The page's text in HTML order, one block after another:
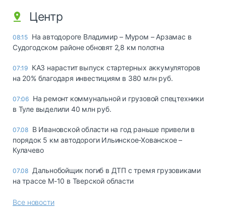
Центр
08:15 На автодороге Владимир – Муром – Арзамас в
Судогодском районе обновят 2,8 км полотна
07:19 КАЗ нарастит выпуск стартерных аккумуляторов
на 20% благодаря инвестициям в 380 млн руб.
07:06 На ремонт коммунальной и грузовой спецтехники
в Туле выделили 40 млн руб.
07.08 В Ивановской области на год раньше привели в
порядок 5 км автодороги Ильинское-Хованское –
Кулачево
07.08 Дальнобойщик погиб в ДТП с тремя грузовиками
на трассе М-10 в Тверской области
Все новости